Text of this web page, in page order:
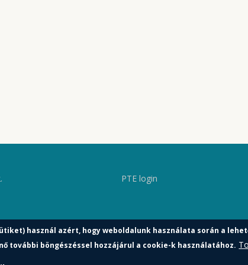
PTE login
használ azért, hogy weboldalunk használata során a
további böngészéssel hozzájárul a cookie-k használatához.